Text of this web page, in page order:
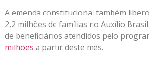
A emenda constitucional também
2,2 milhões de famílias no Auxílio
de beneficiários atendidos pelo
milhões a partir deste mês.